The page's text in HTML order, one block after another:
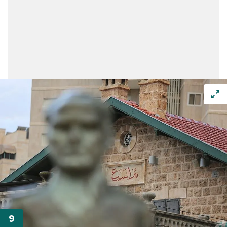
Çerezlere ilişkin tercihlerinizi aşağıda yer alan panel
vasıtasıyla belirleyebilirsiniz. Çerezlere ilişkin detaylı bilgi
için Ayarlar butonuna tıklayabilir,Çerez Bilgilendirme
Metnimiziziyaret edebilirsiniz.
6698 sayılı Kişisel Verilerin Korunması Kanunu uyarınca
hazırlanmış Aydınlatma Metnimizi okumak ve sitemizde
ilgili mevzuata uygun olarak kullanılan çerezlerle ilgili bilgi
almak için lütfentıklayınız